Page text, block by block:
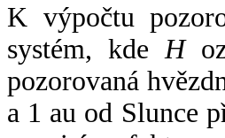
K výpočtu
systém, kde H
pozorovaná
a 1 au od Slunce